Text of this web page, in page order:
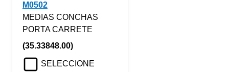
M0502
MEDIAS CONCHAS
PORTA CARRETE
(35.33848.00)
SELECCIONE